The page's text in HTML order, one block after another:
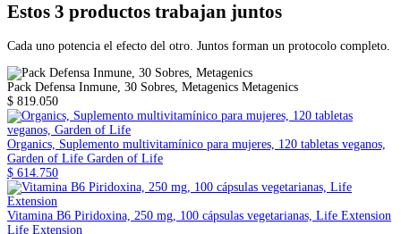
Estos 3 productos trabajan juntos
Cada uno potencia el efecto del otro. Juntos forman un protocolo completo.
Pack Defensa Inmune, 30 Sobres, Metagenics Metagenics
$ 819.050
Organics, Suplemento multivitamínico para mujeres, 120 tabletas veganos,
Garden of Life Garden of Life
$ 614.750
Vitamina B6 Piridoxina, 250 mg, 100 cápsulas vegetarianas, Life Extension
Life Extension